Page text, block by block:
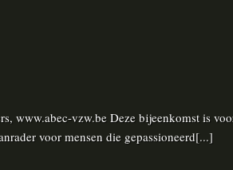
www.abec-vzw.be Deze bijeenkomst is
voor mensen die gepassioneerd[...]